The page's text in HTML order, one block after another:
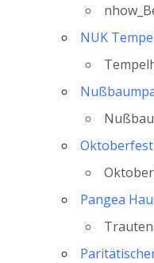
NUK
Pangea